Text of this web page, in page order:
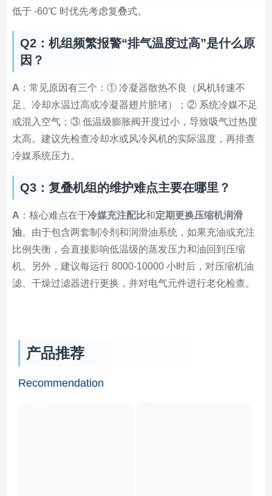
低于 -60℃ 时优先考虑复叠式。
Q2：机组频繁报警“排气温度过高”是什么原
因？
A ：常见原因有三个：① 冷凝器散热不良（风机转速不
足、冷却水温过高或冷凝器翅片脏堵）；② 系统冷媒不足
或混入空气；③ 低温级膨胀阀开度过小，导致吸气过热度
太高。建议先检查冷却水或风冷风机的实际温度，再排查
冷媒系统压力。
Q3：复叠机组的维护难点主要在哪里？
A ：核心难点在于冷媒充注配比和定期更换压缩机润滑
油。由于包含两套制冷剂和润滑油系统，如果充油或充注
比例失衡，会直接影响低温级的蒸发压力和油回到压缩
机。另外，建议每运行 8000-10000 小时后，对压缩机油
滤、干燥过滤器进行更换，并对电气元件进行老化检查。
产品推荐
Recommendation